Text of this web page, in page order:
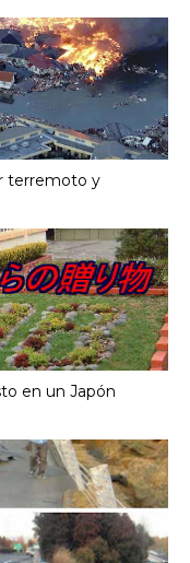
terremoto y
en un Japón